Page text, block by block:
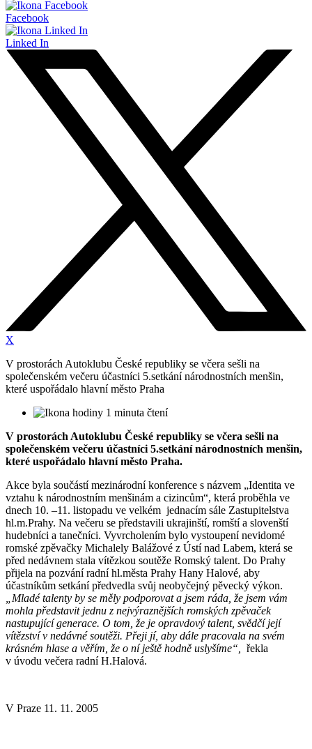
Facebook
Linked In
X
V prostorách Autoklubu České republiky se včera sešli na
společenském večeru účastníci 5.setkání národnostních menšin,
které uspořádalo hlavní město Praha
1 minuta čtení
V prostorách Autoklubu České republiky se včera sešli na
společenském večeru účastníci 5.setkání národnostních menšin,
které uspořádalo hlavní město Praha.
Akce byla součástí mezinárodní konference s názvem „Identita ve
vztahu k národnostním menšinám a cizincům“, která proběhla ve
dnech 10. –11. listopadu ve velkém jednacím sále Zastupitelstva
hl.m.Prahy. Na večeru se představili ukrajinští, romští a slovenští
hudebníci a tanečníci. Vyvrcholením bylo vystoupení nevidomé
romské zpěvačky Michalely Balážové z Ústí nad Labem, která se
před nedávnem stala vítězkou soutěže Romský talent. Do Prahy
přijela na pozvání radní hl.města Prahy Hany Halové, aby
účastníkům setkání předvedla svůj neobyčejný pěvecký výkon.
„Mladé talenty by se měly podporovat a jsem ráda, že jsem vám
mohla představit jednu z nejvýraznějších romských zpěvaček
nastupující generace. O tom, že je opravdový talent, svědčí její
vítězství v nedávné soutěži. Přeji jí, aby dále pracovala na svém
krásném hlase a věřím, že o ní ještě hodně uslyšíme“, řekla
v úvodu večera radní H.Halová.
V Praze 11. 11. 2005